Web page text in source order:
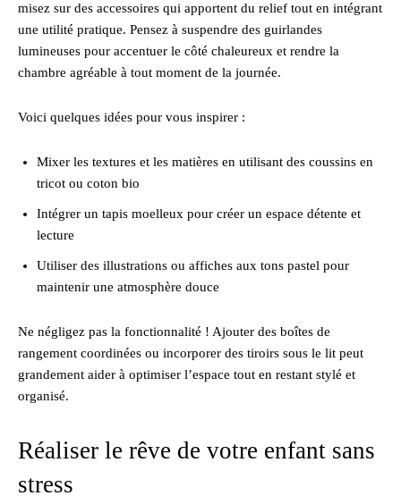
misez sur des accessoires qui apportent du relief tout en intégrant
une utilité pratique. Pensez à suspendre des guirlandes
lumineuses pour accentuer le côté chaleureux et rendre la
chambre agréable à tout moment de la journée.
Voici quelques idées pour vous inspirer :
Mixer les textures et les matières en utilisant des coussins en
tricot ou coton bio
Intégrer un tapis moelleux pour créer un espace détente et
lecture
Utiliser des illustrations ou affiches aux tons pastel pour
maintenir une atmosphère douce
Ne négligez pas la fonctionnalité ! Ajouter des boîtes de
rangement coordinées ou incorporer des tiroirs sous le lit peut
grandement aider à optimiser l’espace tout en restant stylé et
organisé.
Réaliser le rêve de votre enfant sans
stress